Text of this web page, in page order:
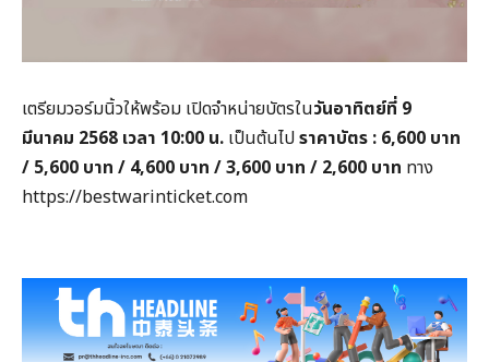
เตรียมวอร์มนิ้วให้พร้อม เปิดจำหน่ายบัตรในวันอาทิตย์ที่ 9
มีนาคม 2568 เวลา 10:00 น. เป็นต้นไปราคาบัตร : 6,600 บาท
/ 5,600 บาท / 4,600 บาท / 3,600 บาท / 2,600 บาท ทาง
https://bestwarinticket.com